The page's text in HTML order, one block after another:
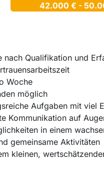
42.000 € -
Qualifikation und
Woche
möglich
Aufgaben mit viel
Kommunikation auf
in einem
gemeinsame Aktivitäten
kleinen,